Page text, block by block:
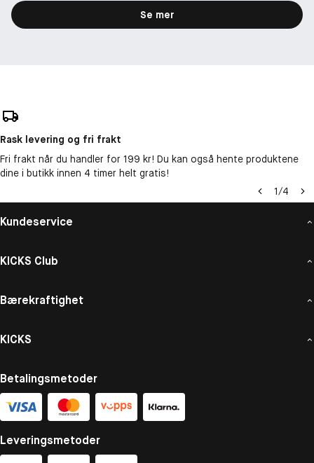
Se mer
Rask levering og fri frakt
Fri frakt når du handler for 199 kr! Du kan også hente produktene
dine i butikk innen 4 timer helt gratis!
1/4
Kundeservice
KICKS Club
Bærekraftighet
KICKS
Betalingsmetoder
Leveringsmetoder